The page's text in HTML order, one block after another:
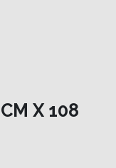
X 108